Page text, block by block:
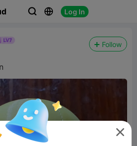
  Log In
Follow
